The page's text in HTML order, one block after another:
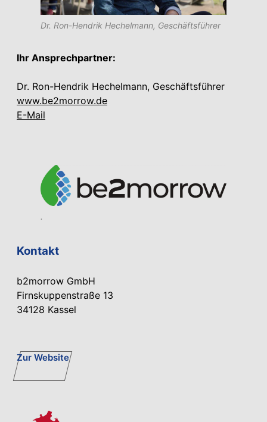
Dr. Ron-Hendrik Hechelmann, Geschäftsführer
Ihr Ansprechpartner:
Dr. Ron-Hendrik Hechelmann, Geschäftsführer
www.be2morrow.de
E-Mail
.
Kontakt
b2morrow GmbH
Firnskuppenstraße 13
34128 Kassel
Zur Website